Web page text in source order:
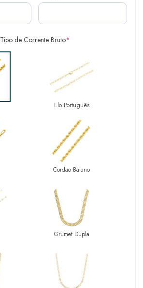
Tipo de Corrente Bruto*
Elo Português
Cordão Baiano
Grumet Dupla